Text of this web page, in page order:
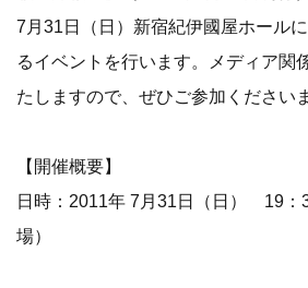
7月31日（日）新宿紀伊國屋ホール
るイベントを行います。メディア関
たしますので、ぜひご参加ください
【開催概要】
日時：2011年 7月31日（日） 19：
場）